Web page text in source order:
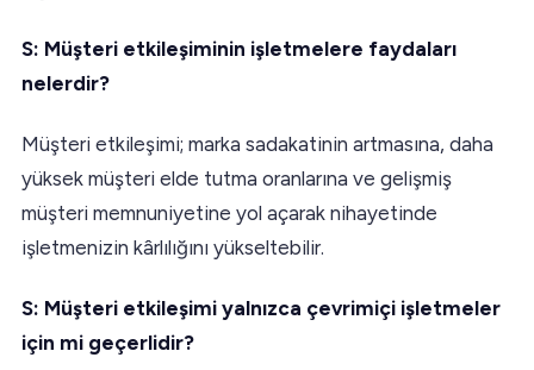
S: Müşteri etkileşiminin işletmelere faydaları
nelerdir?
Müşteri etkileşimi; marka sadakatinin artmasına, daha
yüksek müşteri elde tutma oranlarına ve gelişmiş
müşteri memnuniyetine yol açarak nihayetinde
işletmenizin kârlılığını yükseltebilir.
S: Müşteri etkileşimi yalnızca çevrimiçi işletmeler
için mi geçerlidir?